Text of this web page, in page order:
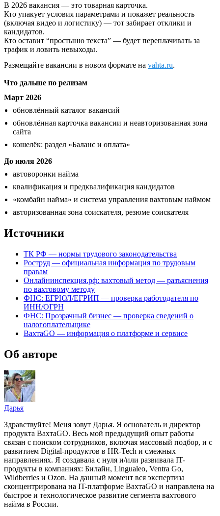
В 2026 вакансия — это товарная карточка.
Кто упакует условия параметрами и покажет реальность
(включая видео и логистику) — тот забирает отклики и
кандидатов.
Кто оставит “простыню текста” — будет переплачивать за
трафик и ловить невыходы.
Размещайте вакансии в новом формате на vahta.ru.
Что дальше по релизам
Март 2026
обновлённый каталог вакансий
обновлённая карточка вакансии и неавторизованная зона
сайта
кошелёк: раздел «Баланс и оплата»
До июля 2026
автоворонки найма
квалификация и предквалификация кандидатов
«комбайн найма» и система управления вахтовым наймом
авторизованная зона соискателя, резюме соискателя
Источники
ТК РФ — нормы трудового законодательства
Роструд — официальная информация по трудовым
правам
Онлайнинспекция.рф: вахтовый метод — разъяснения
по вахтовому методу
ФНС: ЕГРЮЛ/ЕГРИП — проверка работодателя по
ИНН/ОГРН
ФНС: Прозрачный бизнес — проверка сведений о
налогоплательщике
ВахтаGO — информация о платформе и сервисе
Об авторе
Дарья
Здравствуйте! Меня зовут Дарья. Я основатель и директор
продукта ВахтаGO. Весь мой предыдущий опыт работы
связан с поиском сотрудников, включая массовый подбор, и с
развитием Digital-продуктов в HR-Tech и смежных
направлениях. Я создавала с нуля и/или развивала IT-
продукты в компаниях: Билайн, Lingualeo, Ventra Go,
Wildberries и Ozon. На данный момент вся экспертиза
сконцентрирована на IT-платформе ВахтаGO и направлена на
быстрое и технологическое развитие сегмента вахтового
найма в России.